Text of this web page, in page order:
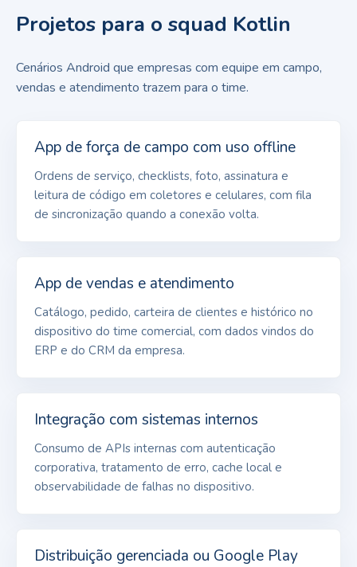
Projetos para o squad Kotlin
Cenários Android que empresas com equipe em campo,
vendas e atendimento trazem para o time.
App de força de campo com uso offline
Ordens de serviço, checklists, foto, assinatura e
leitura de código em coletores e celulares, com fila
de sincronização quando a conexão volta.
App de vendas e atendimento
Catálogo, pedido, carteira de clientes e histórico no
dispositivo do time comercial, com dados vindos do
ERP e do CRM da empresa.
Integração com sistemas internos
Consumo de APIs internas com autenticação
corporativa, tratamento de erro, cache local e
observabilidade de falhas no dispositivo.
Distribuição gerenciada ou Google Play